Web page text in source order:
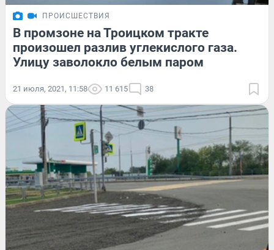
ПРОИСШЕСТВИЯ
В промзоне на Троицком тракте
произошел разлив углекислого газа.
Улицу заволокло белым паром
21 июля, 2021, 11:58 11 615 38